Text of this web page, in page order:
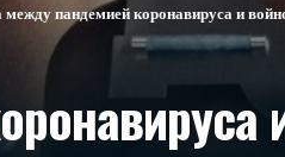
между пандемией коронавируса и